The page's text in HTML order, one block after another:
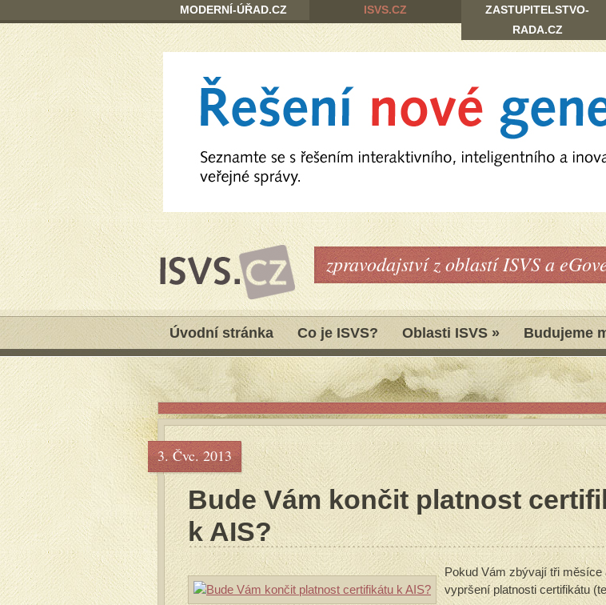
zpravodajství z oblastí ISVS a
Úvodní stránka Co je ISVS? Oblasti ISVS » Budujeme
3. Čvc. 2013
Bude Vám končit platnost
k AIS?
Pokud Vám zbývají tři měsíce
vypršení platnosti certifikátu
MODERNÍ-ÚŘAD.CZ ISVS.CZ
ZASTUPITELSTVO-
RADA.CZ